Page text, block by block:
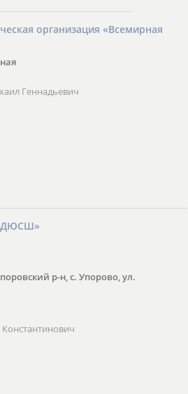
организация «Всемирная
Геннадьевич
ДЮСШ»
р-н, с. Упорово, ул.